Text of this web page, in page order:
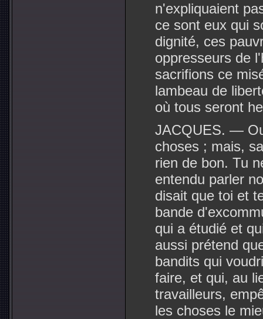
n'expliquaient
ce sont eux qui
dignité, ces
oppresseurs de
sacrifions ce
lambeau de
où tous seront
JACQUES. —
choses ; mais,
rien de bon. Tu
entendu parler
disait que toi et
bande
qui a étudié et
aussi prétend
bandits qui
faire, et qui, au
travailleurs,
les choses le